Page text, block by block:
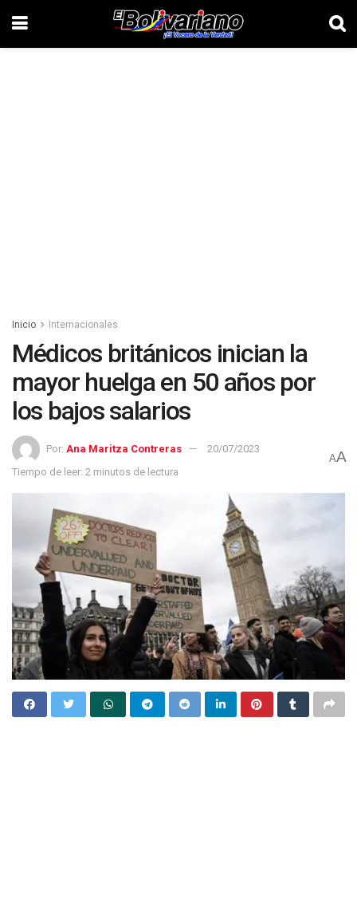
Inicio Internacionales
Médicos británicos inician la
mayor huelga en 50 años por
los bajos salarios
Por: Ana Maritza Contreras
20/07/2023
Tiempo de leer: 2 minutos de lectura
AA